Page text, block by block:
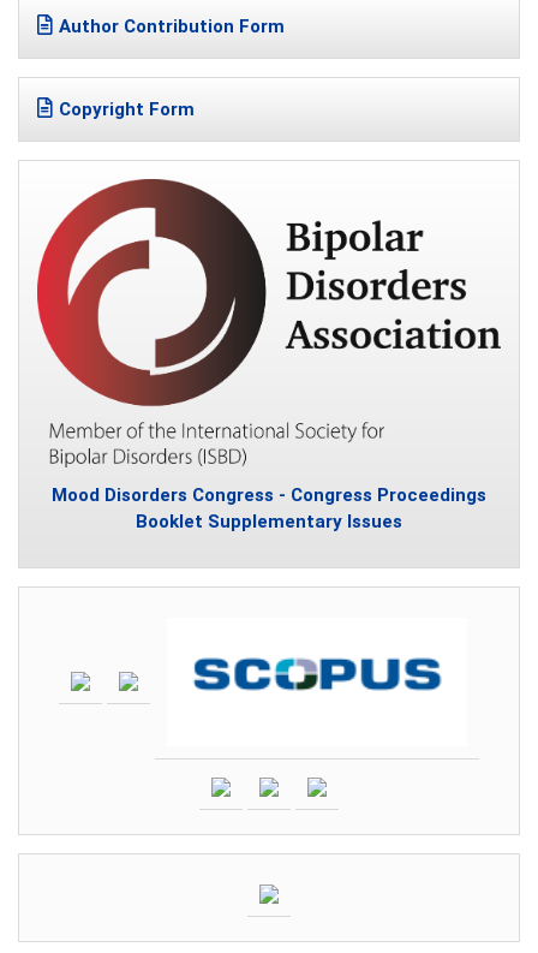
Author Contribution Form
Copyright Form
Mood Disorders Congress - Congress Proceedings
Booklet Supplementary Issues